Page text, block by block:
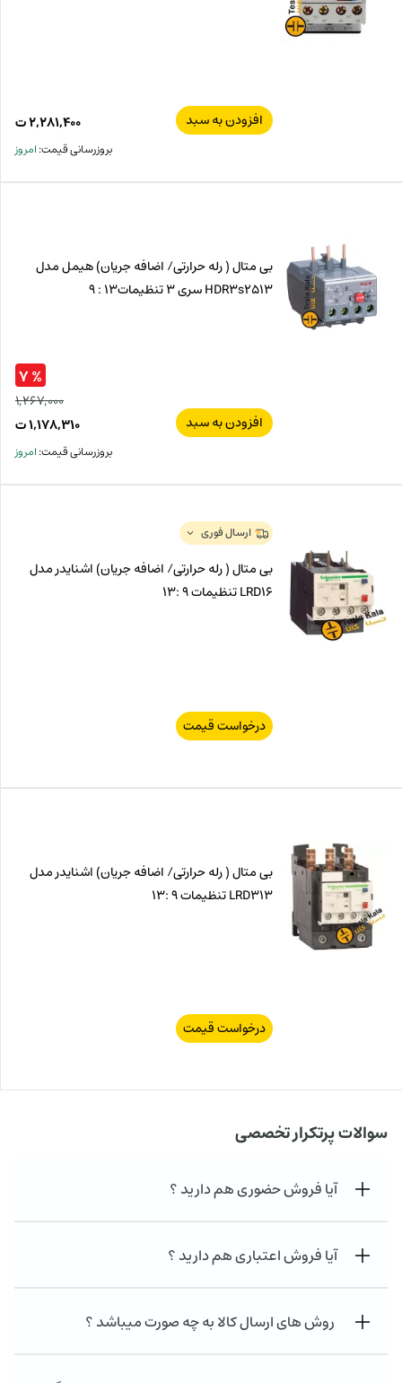
افزودن به سبد ۲,۲۸۱,۴۰۰ت
بروزرسانی قیمت:امروز
بی متال ( رله حرارتی/ اضافه جریان) هیمل مدل
HDR3s2513 سری 3 تنظیمات13 : 9
افزودن به سبد
۱,۲۶۷,۰۰۰
۱,۱۷۸,۳۱۰ت
% ۷
بروزرسانی قیمت:امروز
ارسال فوری
بی متال ( رله حرارتی/ اضافه جریان) اشنایدر مدل
LRD16 تنظیمات 9 :13
درخواست قیمت
بی متال ( رله حرارتی/ اضافه جریان) اشنایدر مدل
LRD313 تنظیمات 9 :13
درخواست قیمت
سوالات پرتکرار تخصصی
آیا فروش حضوری هم دارید ؟
آیا فروش اعتباری هم دارید ؟
روش های ارسال کالا به چه صورت میباشد ؟